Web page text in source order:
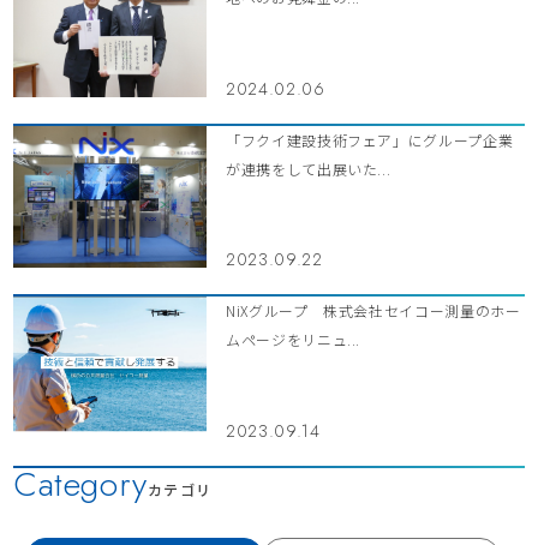
2024.02.06
「フクイ建設技術フェア」にグループ企業
が連携をして出展いた...
2023.09.22
NiXグループ 株式会社セイコー測量のホー
ムページをリニュ...
2023.09.14
Categoryカテゴリ